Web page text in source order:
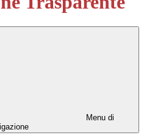
Menu di